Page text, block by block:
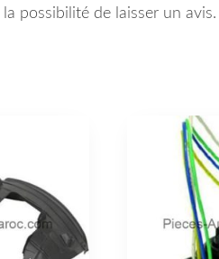
possibilité de laisser un avis.